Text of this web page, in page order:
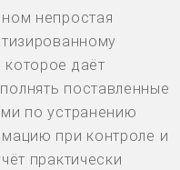
непростая
даёт
поставленные
по устранению
при контроле и
практически